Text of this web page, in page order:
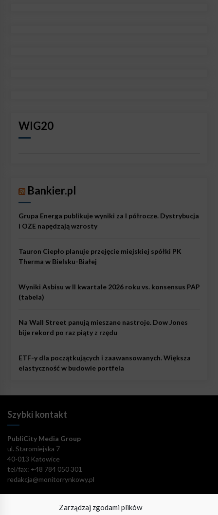
Zarządzaj zgodami plików
WIG20
Bankier.pl
Grupa Energa publikuje wyniki za I półrocze. Dystrybucja
i OZE napędzają wzrosty
Tauron Ciepło planuje przejęcie miejskiej spółki PK
Therma w Bielsku-Białej
Wyniki Asbisu w II kwartale 2026 roku vs. konsensus PAP
(tabela)
Na Wall Street panują mieszane nastroje. Dow Jones
bije rekord po raz piąty z rzędu
ETF-y dla początkujących i zaawansowanych. Większa
elastyczność w budowie portfela
Szybki kontakt
PubliCity Media Group
ul. Staromiejska 7
40-013 Katowice
tel/fax: +48 784 050 301
redakcja@monitorrynkowy.pl